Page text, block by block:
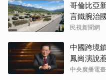
哥倫比亞
言鐵腕治
民視新聞網
中國跨境
鳳崗演說
中央廣播電臺